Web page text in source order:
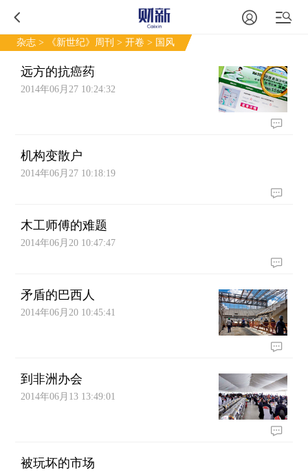
杂志 > 《新世纪》周刊 > 开卷 > 国风
远方的抗癌药
2014年06月27 10:24:32
机构变散户
2014年06月27 10:18:19
木工师傅的难题
2014年06月20 10:47:47
矛盾的巴西人
2014年06月20 10:45:41
到非洲办会
2014年06月13 13:49:01
被玩坏的市场